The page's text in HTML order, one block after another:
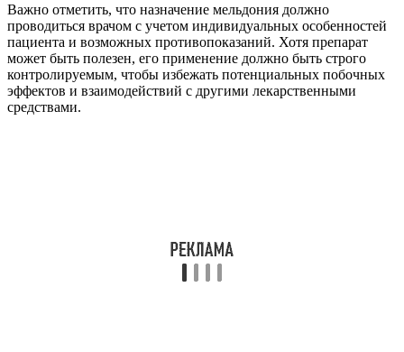
Важно отметить, что назначение мельдония должно
проводиться врачом с учетом индивидуальных особенностей
пациента и возможных противопоказаний. Хотя препарат
может быть полезен, его применение должно быть строго
контролируемым, чтобы избежать потенциальных побочных
эффектов и взаимодействий с другими лекарственными
средствами.